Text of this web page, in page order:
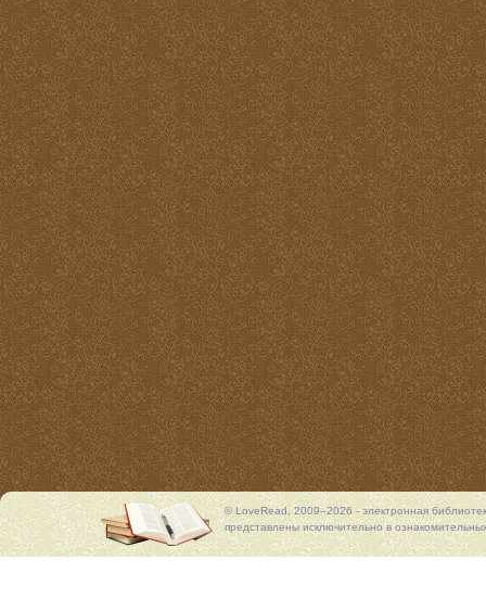
© LoveRead, 2009–2026 - электронная
представлены исключительно в